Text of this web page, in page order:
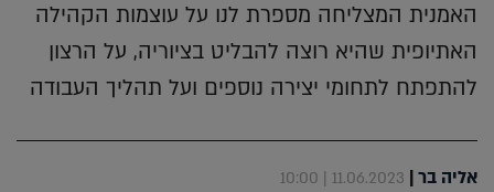
האמנית המצליחה מספרת לנו על עוצמות הקהילה
האתיופית שהיא רוצה להבליט בציוריה, על הרצון
להתפתח לתחומי יצירה נוספים ועל תהליך העבודה
אליה בר|
11.06.2023 | 10:00